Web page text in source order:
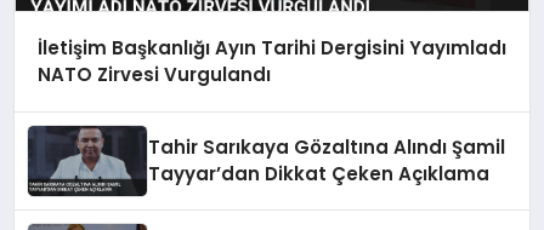
İletişim Başkanlığı Ayın Tarihi Dergisini Yayımladı
NATO Zirvesi Vurgulandı
Tahir Sarıkaya Gözaltına Alındı Şamil
Tayyar’dan Dikkat Çeken Açıklama